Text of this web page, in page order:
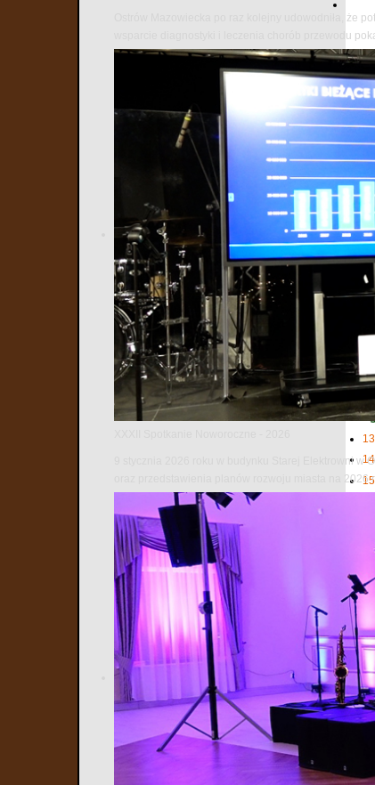
Ostrów Mazowiecka po raz kolejny udowodniła, że
wsparcie diagnostyki i leczenia chorób przewodu
9 stycznia 2026 roku w budynku Starej Elektrowni w
oraz przedstawienia planów rozwoju miasta na 2026
1
3
6
8
10
12
13
14
15
20
8
News